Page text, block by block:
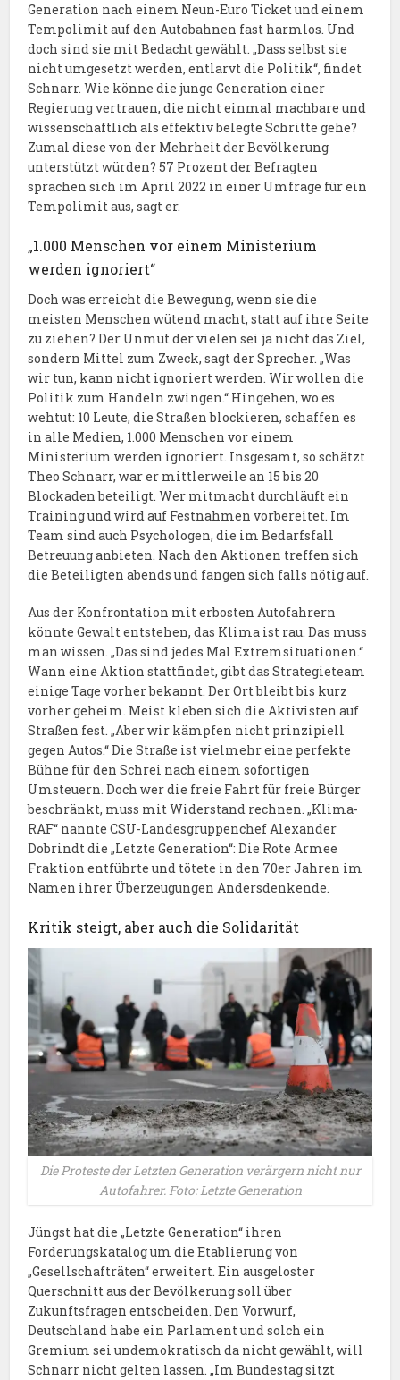
Generation nach einem Neun-Euro Ticket und einem
Tempolimit auf den Autobahnen fast harmlos. Und
doch sind sie mit Bedacht gewählt. „Dass selbst sie
nicht umgesetzt werden, entlarvt die Politik“, findet
Schnarr. Wie könne die junge Generation einer
Regierung vertrauen, die nicht einmal machbare und
wissenschaftlich als effektiv belegte Schritte gehe?
Zumal diese von der Mehrheit der Bevölkerung
unterstützt würden? 57 Prozent der Befragten
sprachen sich im April 2022 in einer Umfrage für ein
Tempolimit aus, sagt er.
„1.000 Menschen vor einem Ministerium
werden ignoriert“
Doch was erreicht die Bewegung, wenn sie die
meisten Menschen wütend macht, statt auf ihre Seite
zu ziehen? Der Unmut der vielen sei ja nicht das Ziel,
sondern Mittel zum Zweck, sagt der Sprecher. „Was
wir tun, kann nicht ignoriert werden. Wir wollen die
Politik zum Handeln zwingen.“ Hingehen, wo es
wehtut: 10 Leute, die Straßen blockieren, schaffen es
in alle Medien, 1.000 Menschen vor einem
Ministerium werden ignoriert. Insgesamt, so schätzt
Theo Schnarr, war er mittlerweile an 15 bis 20
Blockaden beteiligt. Wer mitmacht durchläuft ein
Training und wird auf Festnahmen vorbereitet. Im
Team sind auch Psychologen, die im Bedarfsfall
Betreuung anbieten. Nach den Aktionen treffen sich
die Beteiligten abends und fangen sich falls nötig auf.
Aus der Konfrontation mit erbosten Autofahrern
könnte Gewalt entstehen, das Klima ist rau. Das muss
man wissen. „Das sind jedes Mal Extremsituationen.“
Wann eine Aktion stattfindet, gibt das Strategieteam
einige Tage vorher bekannt. Der Ort bleibt bis kurz
vorher geheim. Meist kleben sich die Aktivisten auf
Straßen fest. „Aber wir kämpfen nicht prinzipiell
gegen Autos.“ Die Straße ist vielmehr eine perfekte
Bühne für den Schrei nach einem sofortigen
Umsteuern. Doch wer die freie Fahrt für freie Bürger
beschränkt, muss mit Widerstand rechnen. „Klima-
RAF“ nannte CSU-Landesgruppenchef Alexander
Dobrindt die „Letzte Generation“: Die Rote Armee
Fraktion entführte und tötete in den 70er Jahren im
Namen ihrer Überzeugungen Andersdenkende.
Kritik steigt, aber auch die Solidarität
Die Proteste der Letzten Generation verärgern nicht nur
Autofahrer. Foto: Letzte Generation
Jüngst hat die „Letzte Generation“ ihren
Forderungskatalog um die Etablierung von
„Gesellschafträten“ erweitert. Ein ausgeloster
Querschnitt aus der Bevölkerung soll über
Zukunftsfragen entscheiden. Den Vorwurf,
Deutschland habe ein Parlament und solch ein
Gremium sei undemokratisch da nicht gewählt, will
Schnarr nicht gelten lassen. „Im Bundestag sitzt